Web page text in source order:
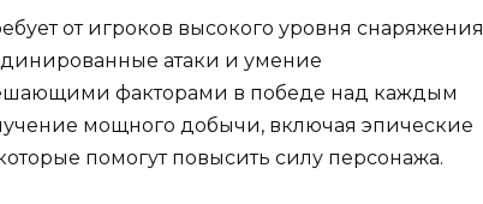
от игроков высокого уровня снаряжения
атаки и умение
факторами в победе над каждым
мощного добычи, включая эпические
помогут повысить силу персонажа.